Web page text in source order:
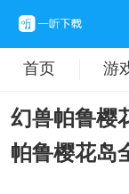
首页 游
幻兽帕鲁樱
帕鲁樱花岛